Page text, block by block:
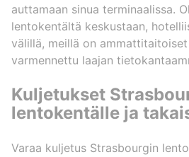
auttamaan sinua terminaalissa.
lentokentältä keskustaan,
välillä, meillä on
varmennettu laajan
Kuljetukset
lentokentälle ja
Varaa kuljetus Strasbourgin